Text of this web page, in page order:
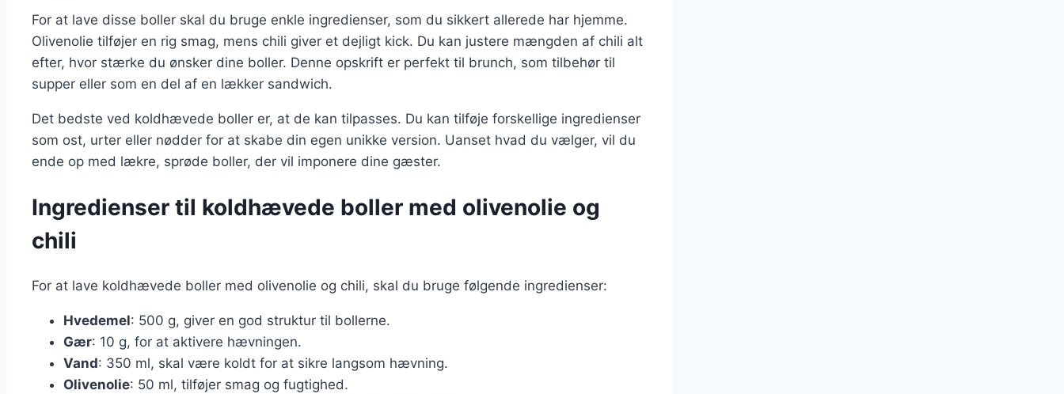
For at lave disse boller skal du bruge enkle ingredienser, som du sikkert allerede har hjemme.
Olivenolie tilføjer en rig smag, mens chili giver et dejligt kick. Du kan justere mængden af chili alt
efter, hvor stærke du ønsker dine boller. Denne opskrift er perfekt til brunch, som tilbehør til
supper eller som en del af en lækker sandwich.
Det bedste ved koldhævede boller er, at de kan tilpasses. Du kan tilføje forskellige ingredienser
som ost, urter eller nødder for at skabe din egen unikke version. Uanset hvad du vælger, vil du
ende op med lækre, sprøde boller, der vil imponere dine gæster.
Ingredienser til koldhævede boller med olivenolie og
chili
For at lave koldhævede boller med olivenolie og chili, skal du bruge følgende ingredienser:
Hvedemel: 500 g, giver en god struktur til bollerne.
Gær: 10 g, for at aktivere hævningen.
Vand: 350 ml, skal være koldt for at sikre langsom hævning.
Olivenolie: 50 ml, tilføjer smag og fugtighed.